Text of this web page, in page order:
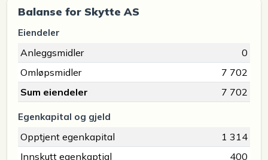
Balanse for Skytte AS
Eiendeler
Anleggsmidler
0
Omløpsmidler
7 702
Sum eiendeler
7 702
Egenkapital og gjeld
Opptjent egenkapital
1 314
Innskutt egenkaptial
400